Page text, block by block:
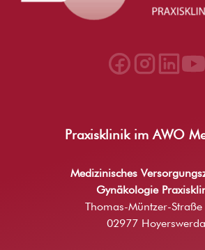
Praxisklinik im AWO
Medizinisches
Gynäkologie
Thomas-Müntzer-
02977 Hoyerswerda